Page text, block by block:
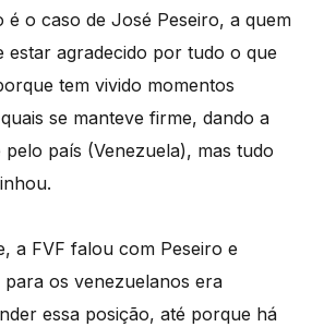
é o caso de José Peseiro, a quem
estar agradecido por tudo o que
tem vivido momentos
se manteve firme, dando a
país (Venezuela), mas tudo
a FVF falou com Peseiro e
os venezuelanos era
essa posição, até porque há